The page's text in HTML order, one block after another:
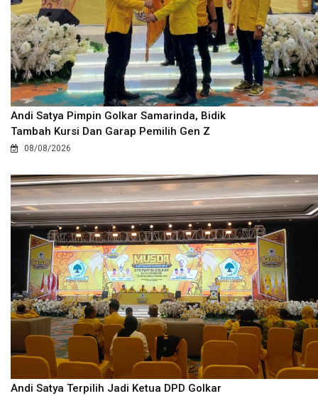
Andi Satya Pimpin Golkar Samarinda, Bidik
Tambah Kursi Dan Garap Pemilih Gen Z
08/08/2026
Andi Satya Terpilih Jadi Ketua DPD Golkar